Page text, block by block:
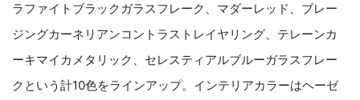
ラファイトブラックガラスフレーク、マダーレッド、ブレー
ジングカーネリアンコントラストレイヤリング、テレーンカ
ーキマイカメタリック、セレスティアルブルーガラスフレー
クという計10色をラインアップ。インテリアカラーはヘーゼ